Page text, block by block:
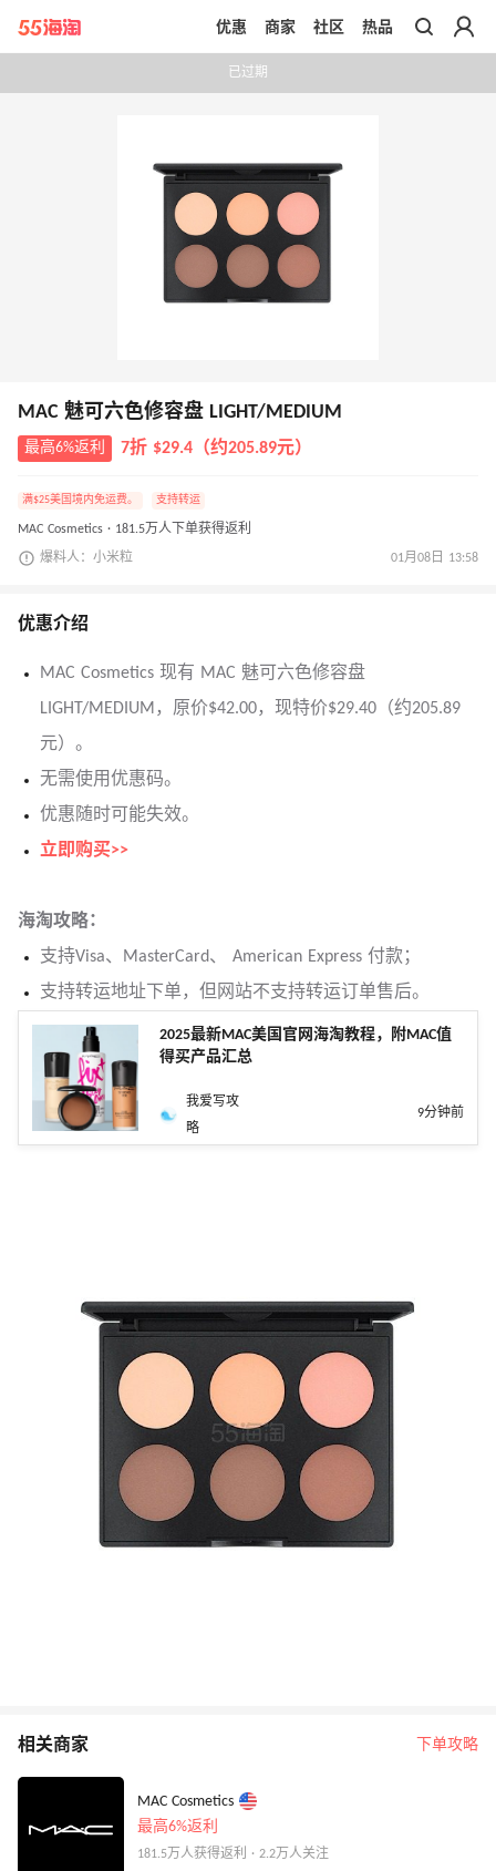
带你去官网买正品
优惠 商家 社区 热品
已过期
MAC 魅可六色修容盘 LIGHT/MEDIUM
最高6%返利 7折 $29.4（约205.89元）
满$25美国境内免运费。 支持转运
MAC Cosmetics · 181.5万人下单获得返利
爆料人：小米粒 01月08日 13:58
优惠介绍
MAC Cosmetics 现有 MAC 魅可六色修容盘
LIGHT/MEDIUM，原价$42.00，现特价$29.40（约205.89
元）。
无需使用优惠码。
优惠随时可能失效。
立即购买>>
海淘攻略：
支持Visa、MasterCard、 American Express 付款；
支持转运地址下单，但网站不支持转运订单售后。
2025最新MAC美国官网海淘教程，附MAC值
得买产品汇总
我爱写攻
略
9分钟前
相关商家 下单攻略
MAC Cosmetics
最高6%返利
181.5万人获得返利 · 2.2万人关注